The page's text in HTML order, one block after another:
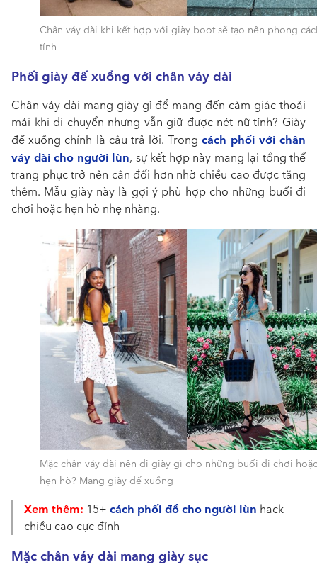
Chân váy dài khi kết hợp với giày boot sẽ tạo nên phong
tính
Phối giày đế xuồng với chân váy dài
Chân váy dài mang giày gì để mang đến cảm giác thoải
mái khi di chuyển nhưng vẫn giữ được nét nữ tính? Giày
đế xuồng chính là câu trả lời. Trongcách phối với chân
váy dài cho người lùn, sự kết hợp này mang lại tổng thể
trang phục trở nên cân đối hơn nhờ chiều cao được tăng
thêm. Mẫu giày này là gợi ý phù hợp cho những buổi đi
chơi hoặc hẹn hò nhẹ nhàng.
Mặc chân váy dài nên đi giày gì cho những buổi đi chơi hoặc
hẹn hò? Mang giày đế xuồng
Xem thêm: 15+ cách phối đồ cho người lùn hack
chiều cao cực đỉnh
Mặc chân váy dài mang giày sục